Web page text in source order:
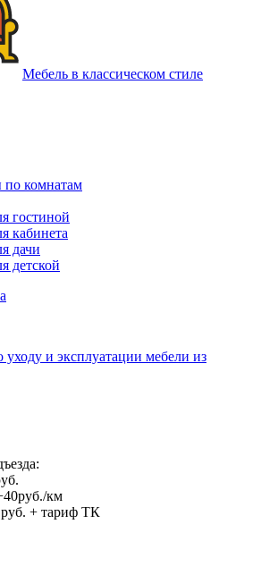
Мебель в классическом стиле
по комнатам
гостиной
кабинета
дачи
детской
и эксплуатации мебели из
км
+ тариф ТК